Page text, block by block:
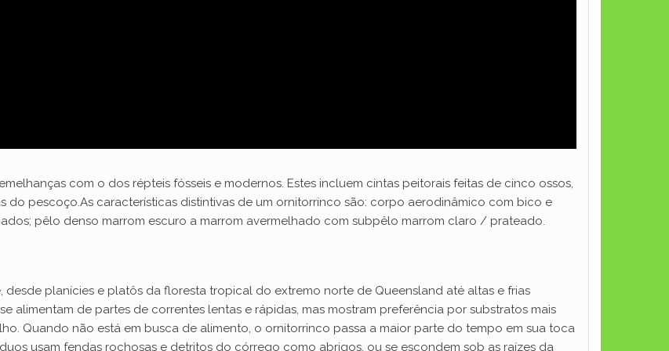
com o dos répteis fósseis e modernos. Estes incluem cintas peitorais feitas de cinco ossos,
do pescoço.As características distintivas de um ornitorrinco são: corpo aerodinâmico com bico e
pêlo denso marrom escuro a marrom avermelhado com subpêlo marrom claro / prateado.
desde planícies e platôs da floresta tropical do extremo norte de Queensland até altas e frias
alimentam de partes de correntes lentas e rápidas, mas mostram preferência por substratos mais
Quando não está em busca de alimento, o ornitorrinco passa a maior parte do tempo em sua toca
usam fendas rochosas e detritos do córrego como abrigos, ou se escondem sob as raízes da